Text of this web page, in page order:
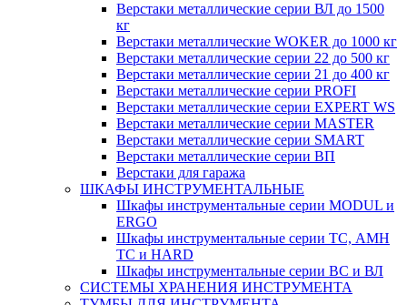
Верстаки металлические серии ВЛ до 1500
кг
Верстаки металлические WOKER до 1000 кг
Верстаки металлические серии 22 до 500 кг
Верстаки металлические серии 21 до 400 кг
Верстаки металлические серии PROFI
Верстаки металлические серии EXPERT WS
Верстаки металлические серии MASTER
Верстаки металлические серии SMART
Верстаки металлические серии ВП
Верстаки для гаража
ШКАФЫ ИНСТРУМЕНТАЛЬНЫЕ
Шкафы инструментальные серии MODUL и
ERGO
Шкафы инструментальные серии ТС, АМН
ТС и HARD
Шкафы инструментальные серии ВС и ВЛ
СИСТЕМЫ ХРАНЕНИЯ ИНСТРУМЕНТА